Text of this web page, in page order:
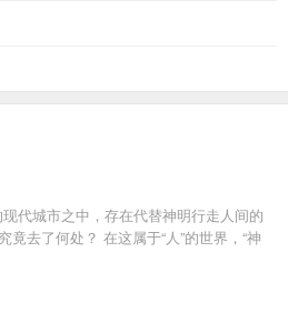
代城市之中，存在代替神明行走人间的
去了何处？ 在这属于“人”的世界，“神